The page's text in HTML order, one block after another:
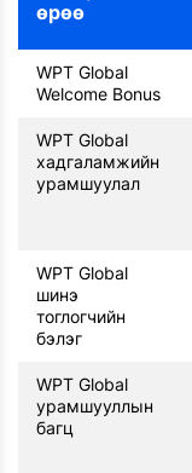
өрөө
WPT Global
Welcome Bonus
WPT Global
хадгаламжийн
урамшуулал
WPT Global
шинэ
тоглогчийн
бэлэг
WPT Global
урамшууллын
багц